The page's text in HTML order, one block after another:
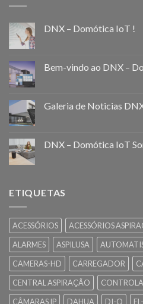
DNX – Domótica IoT !
Bem-vindo ao DNX –
Galeria de Noticias
DNX – Domótica IoT
ETIQUETAS
ACESSÓRIOS ACESSÓRIOS
ALARMES
ASPILUSA
CAMERAS-HD
CARREGADOR
CENTRAL ASPIRAÇÃO
CÂMARAS IP
DAHUA DI-O